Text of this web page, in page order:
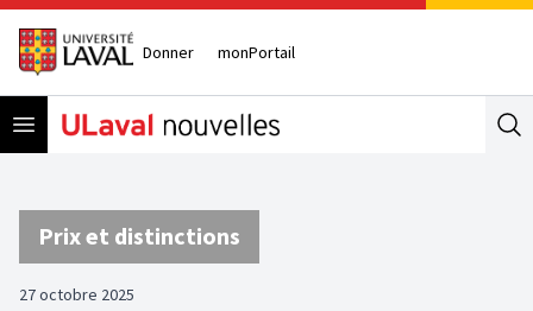
Donner monPortail
Open menu
Prix et distinctions
27 octobre 2025